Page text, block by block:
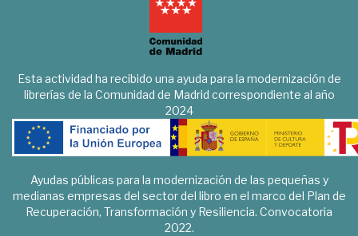
Esta actividad ha recibido una ayuda para la modernización de
librerías de la Comunidad de Madrid correspondiente al año
2024
Ayudas públicas para la modernización de las pequeñas y
medianas empresas del sector del libro en el marco del Plan de
Recuperación, Transformación y Resiliencia. Convocatoria
2022.